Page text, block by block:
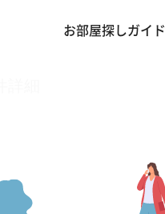
お部屋探しガイド